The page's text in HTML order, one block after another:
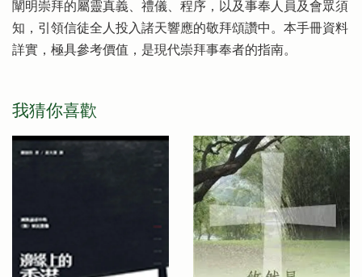
闡明崇拜的屬靈真義、禮儀、程序，以及事奉人員及會眾須
知，引領信徒全人投入諸天響應的敬拜頌讚中。本手冊資料
詳實，極具參考價值，是現代崇拜事奉者的指南。
我猜你喜歡